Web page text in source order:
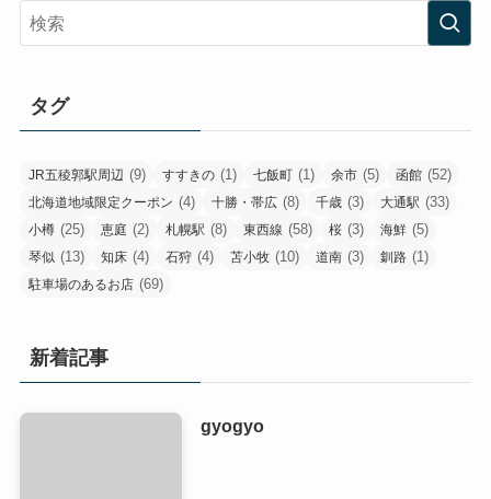
タグ
JR五稜郭駅周辺 (9) すすきの (1) 七飯町 (1) 余市 (5) 函館 (52)
北海道地域限定クーポン (4) 十勝・帯広 (8) 千歳 (3) 大通駅 (33)
小樽 (25) 恵庭 (2) 札幌駅 (8) 東西線 (58) 桜 (3) 海鮮 (5)
琴似 (13) 知床 (4) 石狩 (4) 苫小牧 (10) 道南 (3) 釧路 (1)
駐車場のあるお店 (69)
新着記事
gyogyo